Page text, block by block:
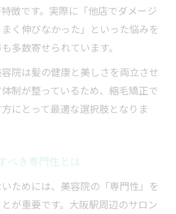
徴です。実際に「他店でダメージ
く伸びなかった」といった悩みを
多数寄せられています。
院は髪の健康と美しさを両立させ
制が整っているため、縮毛矯正で
にとって最適な選択肢となりま
べき専門性とは
ためには、美容院の「専門性」を
が重要です。大阪駅周辺のサロン